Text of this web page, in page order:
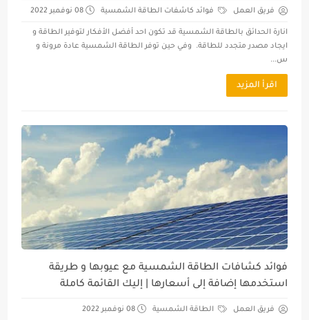
فريق العمل فوائد كاشفات الطاقة الشمسية 08 نوفمبر 2022
انارة الحدائق بالطاقة الشمسية قد تكون احد أفضل الأفكار لتوفير الطاقة و
ايجاد مصدر متجدد للطاقة. وفي حين توفر الطاقة الشمسية عادة مرونة و
س...
اقرأ المزيد
فوائد كشافات الطاقة الشمسية مع عيوبها و طريقة
استخدمها إضافة إلى أسعارها | إليك القائمة كاملة
فريق العمل الطاقة الشمسية 08 نوفمبر 2022